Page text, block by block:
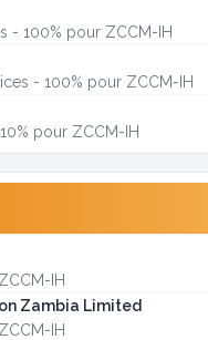
- 100% pour ZCCM-IH
- 100% pour ZCCM-IH
pour ZCCM-IH
IH
Zambia Limited
IH